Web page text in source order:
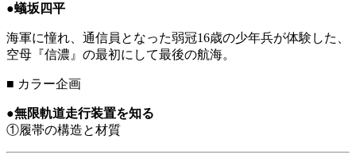
●蟻坂四平
海軍に憧れ、通信員となった弱冠16歳の少年兵が体験した、
空母『信濃』の最初にして最後の航海。
■ カラー企画
●無限軌道走行装置を知る
①履帯の構造と材質